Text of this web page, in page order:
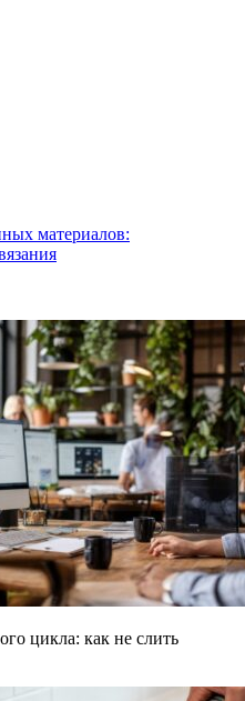
материалов:
цикла: как не слить